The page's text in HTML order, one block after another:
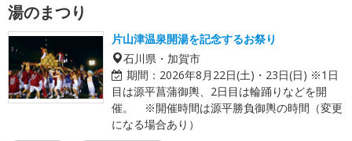
湯のまつり
片山津温泉開湯を記念するお祭り
石川県・加賀市
期間： 2026年8月22日(土)・23日(日) ※1日
目は源平菖蒲御輿、2日目は輪踊りなどを開
催。 ※開催時間は源平勝負御輿の時間（変更
になる場合あり）